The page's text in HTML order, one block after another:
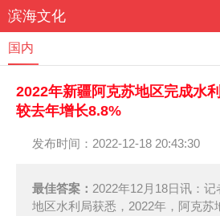
滨海文化
国内
2022年新疆阿克苏地区完成水
较去年增长8.8%
发布时间：2022-12-18 20:43:30
最佳答案： 2022年12月18日讯：
地区水利局获悉，2022年，阿克苏